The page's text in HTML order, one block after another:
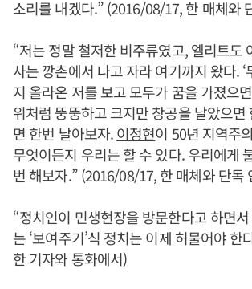
소리를 내겠다.” (2016/08/17, 한 매체와
“저는 정말 철저한 비주류였고, 엘리트도
사는 깡촌에서 나고 자라 여기까지 왔다. ‘
지 올라온 저를 보고 모두가 꿈을 가졌으
위처럼 뚱뚱하고 크지만 창공을 날았으면
면 한번 날아보자.이정현이 50년 지역주
무엇이든지 우리는 할 수 있다. 우리에게
번 해보자.” (2016/08/17, 한 매체와 단독
“정치인이 민생현장을 방문한다고 하면
는 ‘보여주기’식 정치는 이제 허물어야
한 기자와 통화에서)